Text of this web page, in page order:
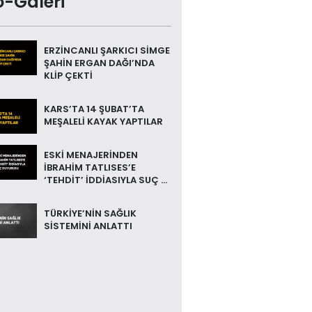
ERZİNCANLI ŞARKICI SİMGE
ŞAHİN ERGAN DAĞI’NDA
KLİP ÇEKTİ
KARS’TA 14 ŞUBAT’TA
MEŞALELİ KAYAK YAPTILAR
ESKİ MENAJERİNDEN
İBRAHİM TATLISES’E
‘TEHDİT’ İDDİASIYLA SUÇ ...
TÜRKİYE’NİN SAĞLIK
SİSTEMİNİ ANLATTI